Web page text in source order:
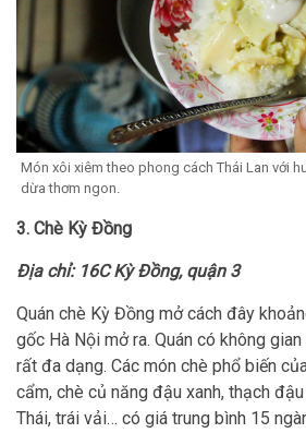
Món xôi xiêm theo phong cách Thái Lan với
dừa thơm ngon.
3. Chè Kỳ Đồng
Địa chỉ: 16C Kỳ Đồng, quận 3
Quán chè Kỳ Đồng mở cách đây
gốc Hà Nội mở ra. Quán có không
rất đa dạng. Các món chè phổ biến
cẩm, chè củ năng đậu xanh, thạch
Thái, trái vải… có giá trung bình 15